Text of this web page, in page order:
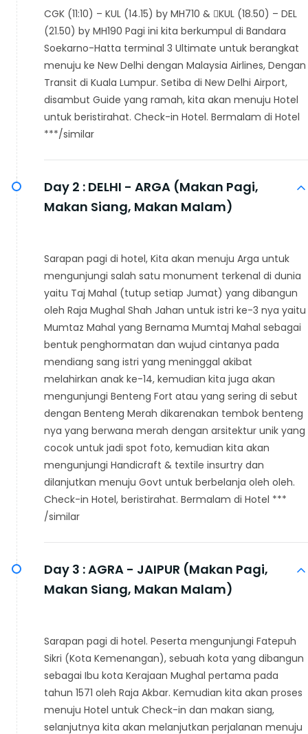
CGK (11:10) – KUL (14.15) by MH710 & KUL (18.50) – DEL
(21.50) by MH190 Pagi ini kita berkumpul di Bandara
Soekarno-Hatta terminal 3 Ultimate untuk berangkat
menuju ke New Delhi dengan Malaysia Airlines, Dengan
Transit di Kuala Lumpur. Setiba di New Delhi Airport,
disambut Guide yang ramah, kita akan menuju Hotel
untuk beristirahat. Check-in Hotel. Bermalam di Hotel
***/similar
Day 2 : DELHI - ARGA (Makan Pagi,
Makan Siang, Makan Malam)
Sarapan pagi di hotel, Kita akan menuju Arga untuk
mengunjungi salah satu monument terkenal di dunia
yaitu Taj Mahal (tutup setiap Jumat) yang dibangun
oleh Raja Mughal Shah Jahan untuk istri ke-3 nya yaitu
Mumtaz Mahal yang Bernama Mumtaj Mahal sebagai
bentuk penghormatan dan wujud cintanya pada
mendiang sang istri yang meninggal akibat
melahirkan anak ke-14, kemudian kita juga akan
mengunjungi Benteng Fort atau yang sering di sebut
dengan Benteng Merah dikarenakan tembok benteng
nya yang berwana merah dengan arsitektur unik yang
cocok untuk jadi spot foto, kemudian kita akan
mengunjungi Handicraft & textile insurtry dan
dilanjutkan menuju Govt untuk berbelanja oleh oleh.
Check-in Hotel, beristirahat. Bermalam di Hotel ***
/similar
Day 3 :AGRA - JAIPUR (Makan Pagi,
Makan Siang, Makan Malam)
Sarapan pagi di hotel. Peserta mengunjungi Fatepuh
Sikri (Kota Kemenangan), sebuah kota yang dibangun
sebagai Ibu kota Kerajaan Mughal pertama pada
tahun 1571 oleh Raja Akbar. Kemudian kita akan proses
menuju Hotel untuk Check-in dan makan siang,
selanjutnya kita akan melanjutkan perjalanan menuju